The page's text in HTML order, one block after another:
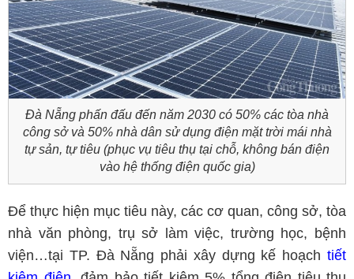
Đà Nẵng phấn đấu đến năm 2030 có 50% các tòa nhà
công sở và 50% nhà dân sử dụng điện mặt trời mái nhà
tự sản, tự tiêu (phục vụ tiêu thụ tại chỗ, không bán điện
vào hệ thống điện quốc gia)
Để thực hiện mục tiêu này, các cơ quan, công sở, tòa
nhà văn phòng, trụ sở làm việc, trường học, bệnh
viện…tại TP. Đà Nẵng phải xây dựng kế hoạch tiết